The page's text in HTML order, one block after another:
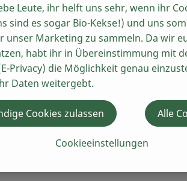
Begonnen hat alles ganz klein:
im bayerischen
international agierendes
und vegetarische
Leute, ihr helft uns sehr, wenn ihr
sind es sogar Bio-Kekse!) und uns
unser Marketing zu sammeln. Da wir
habt ihr in Übereinstimmung mit
Privacy) die Möglichkeit genau
Daten weitergebt.
Cookieeinstellungen
Cookies zulassen Alle